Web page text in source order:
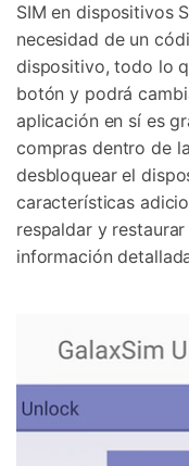
SIM en dispositivos
necesidad de un
dispositivo, todo lo
botón y podrá
aplicación en sí es
compras dentro de
desbloquear el
características
respaldar y
información